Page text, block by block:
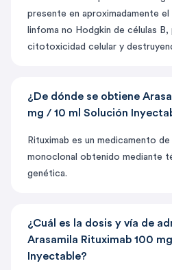
presente en aproximadamente
linfoma no Hodgkin de células
citotoxicidad celular y
¿De dónde se obtiene
mg / 10 ml Solución
Rituximab es un medicamento
monoclonal obtenido mediante
genética.
¿Cuál es la dosis y vía de
Arasamila Rituximab 100
Inyectable?